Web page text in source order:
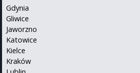
Gdynia
Gliwice
Jaworzno
Katowice
Kielce
Kraków